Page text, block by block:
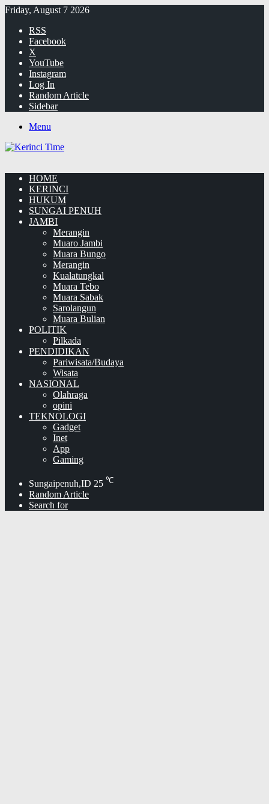
Friday, August 7 2026
RSS
Facebook
X
YouTube
Instagram
Log In
Random Article
Sidebar
Menu
HOME
KERINCI
HUKUM
SUNGAI PENUH
JAMBI
Merangin
Muaro Jambi
Muara Bungo
Merangin
Kualatungkal
Muara Tebo
Muara Sabak
Sarolangun
Muara Bulian
POLITIK
Pilkada
PENDIDIKAN
Pariwisata/Budaya
Wisata
NASIONAL
Olahraga
opini
TEKNOLOGI
Gadget
Inet
App
Gaming
Sungaipenuh,ID 25 ℃
Random Article
Search for